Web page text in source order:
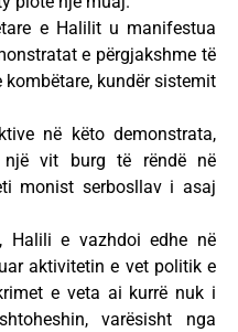
e Halilit u manifestua
e përgjakshme të
kundër sistemit
në këto demonstrata,
vit burg të rëndë në
monist serbosllav i asaj
Halili e vazhdoi edhe në
aktivitetin e vet politik e
e veta ai kurrë nuk i
varësisht nga